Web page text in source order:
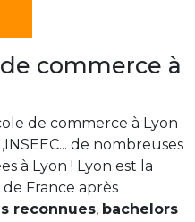
commerce à
de commerce à Lyon
de nombreuses
à Lyon ! Lyon est la
France après
reconnues, bachelors